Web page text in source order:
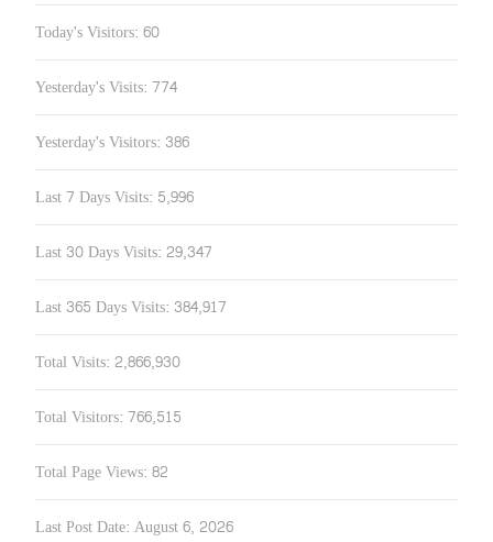
Today's Visitors: 60
Yesterday's Visits: 774
Yesterday's Visitors: 386
Last 7 Days Visits: 5,996
Last 30 Days Visits: 29,347
Last 365 Days Visits: 384,917
Total Visits: 2,866,930
Total Visitors: 766,515
Total Page Views: 82
Last Post Date: August 6, 2026